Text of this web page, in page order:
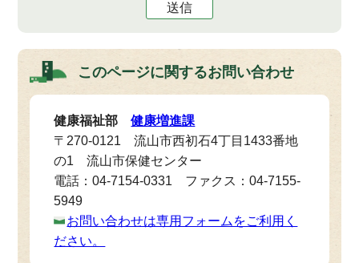
送信
このページに関するお問い合わせ
健康福祉部健康増進課
〒270-0121 流山市西初石4丁目1433番地
の1 流山市保健センター
電話：04-7154-0331 ファクス：04-7155-
5949
お問い合わせは専用フォームをご利用く
ださい。